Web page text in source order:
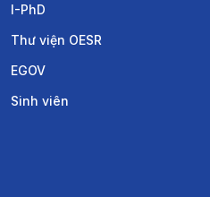
I-PhD
Thư viện OESR
EGOV
Sinh viên